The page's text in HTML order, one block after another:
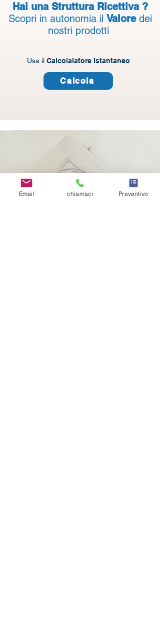
Hai una Struttura Ricettiva ?
Scopri in autonomia il Valore dei
nostri prodotti
Usa il Calcolalatore Istantaneo
Calcola
Email chiamaci Preventivo